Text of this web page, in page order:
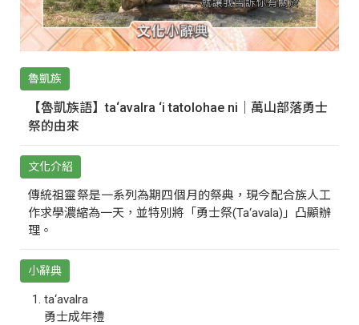
魯凱族
【魯凱族語】ta‘avalra ‘i tatolohae ni｜萬山部落勇士
祭的由來
文化介紹
傳統祖靈祭是一系列為期四個月的祭典，現今配合族人工
作求學濃縮為一天，並特別將「勇士祭(Ta‘avala)」凸顯辦
理。
小辭典
ta‘avalra
勇士成年禮